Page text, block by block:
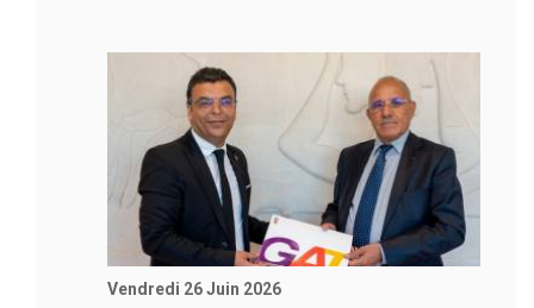
Vendredi 26 Juin 2026